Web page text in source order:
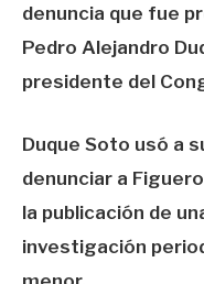
denuncia que fue
Pedro Alejandro
presidente del
Duque Soto usó a
denunciar a
la publicación de
investigación